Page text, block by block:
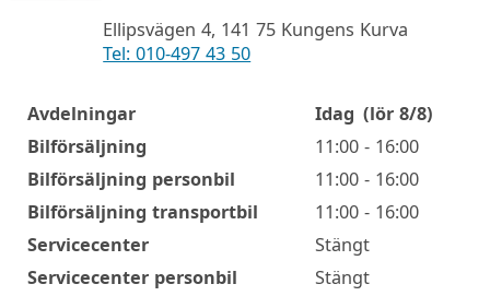
Ellipsvägen 4, 141 75 Kungens Kurva
Tel: 010-497 43 50
Öppettider
Avdelningar Idag (lör 8/8)
Bilförsäljning
11:00 - 16:00
Bilförsäljning personbil
11:00 - 16:00
Bilförsäljning transportbil
11:00 - 16:00
Servicecenter
Stängt
Servicecenter personbil
Stängt